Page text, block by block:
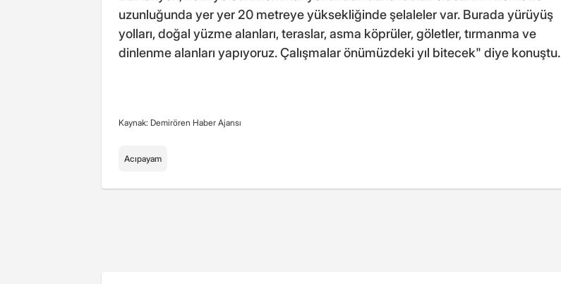
uzunluğunda yer yer 20 metreye yüksekliğinde şelaleler var. Burada yürüyüş
yolları, doğal yüzme alanları, teraslar, asma köprüler, göletler, tırmanma ve
dinlenme alanları yapıyoruz. Çalışmalar önümüzdeki yıl bitecek" diye konuştu.
Kaynak: Demirören Haber Ajansı
Acıpayam